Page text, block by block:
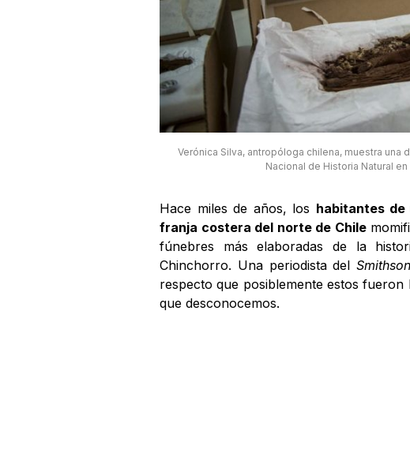
Verónica Silva, antropóloga chilena, muestra una
Nacional de Historia Natural
Hace miles de años, los habitantes
franja costera del norte de Chile
fúnebres más elaboradas de la
Chinchorro. Una periodista del
respecto que posiblemente estos
que desconocemos.